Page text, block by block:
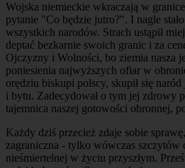
Wojska niemieckie wkraczają w
pytanie "Co będzie jutro?". I nagle
wszystkich narodów. Strach ustąpił
deptać bezkarnie swoich granic i za
Ojczyzny i Wolności, bo ziemia nasza
poniesienia najwyższych ofiar w
orędziu biskupi polscy, skupił się
i bytu. Zadecydował o tym jej zdrowy
tajemnica naszej gotowości obronnej,
Każdy dziś przecież zdaje sobie
zagraniczna - tylko wówczas
nieśmiertelnej w życiu przyszłym.